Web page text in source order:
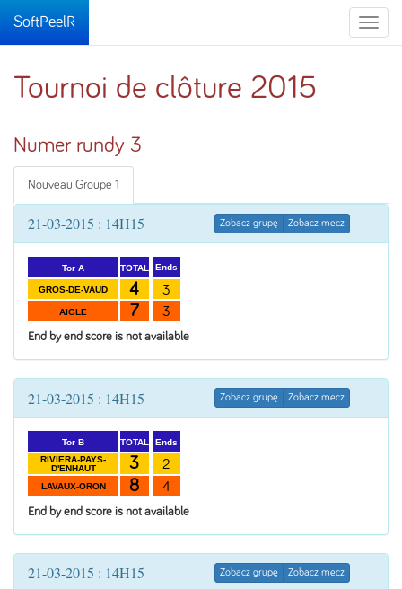
Toggle
SoftPeelR
Tournoi de clôture 2015
Numer rundy 3
Nouveau Groupe 1
21-03-2015 : 14H15 Zobacz grupę Zobacz mecz
Tor A
GROS-DE-VAUD
AIGLE
TOTAL
4
7
Ends
3
3
End by end score is not available
21-03-2015 : 14H15 Zobacz grupę Zobacz mecz
Tor B
RIVIERA-PAYS-
D'ENHAUT
LAVAUX-ORON
TOTAL
3
8
Ends
2
4
End by end score is not available
21-03-2015 : 14H15 Zobacz grupę Zobacz mecz